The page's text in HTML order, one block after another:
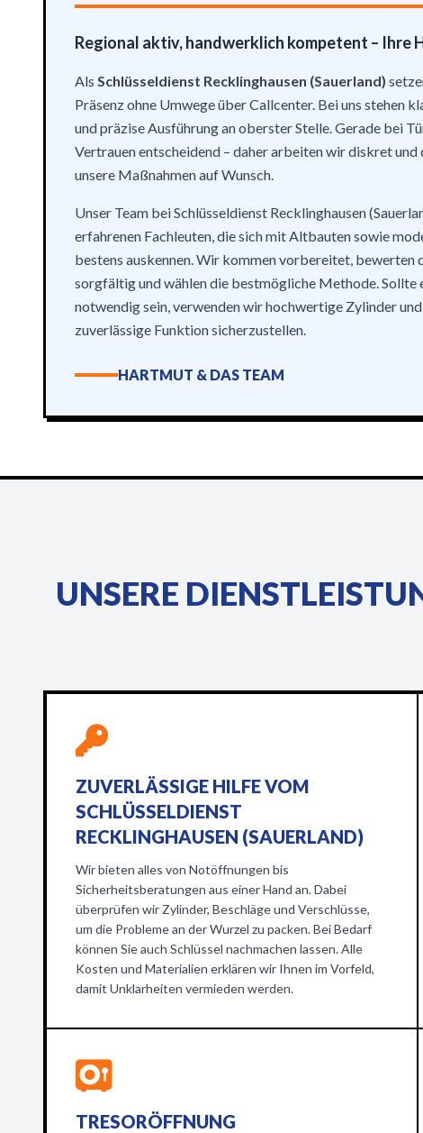
Regional aktiv, handwerklich kompetent – Ihre
Als Schlüsseldienst Recklinghausen (Sauerland)
Präsenz ohne Umwege über Callcenter. Bei uns stehen
und präzise Ausführung an oberster Stelle. Gerade bei
Vertrauen entscheidend – daher arbeiten wir diskret
unsere Maßnahmen auf Wunsch.
Unser Team bei Schlüsseldienst Recklinghausen
erfahrenen Fachleuten, die sich mit Altbauten sowie
bestens auskennen. Wir kommen vorbereitet, bewerten
sorgfältig und wählen die bestmögliche Methode. Sollte
notwendig sein, verwenden wir hochwertige Zylinder und
zuverlässige Funktion sicherzustellen.
HARTMUT & DAS TEAM
UNSERE
ZUVERLÄSSIGE HILFE VOM
SCHLÜSSELDIENST
RECKLINGHAUSEN (SAUERLAND)
Wir bieten alles von Notöffnungen bis
Sicherheitsberatungen aus einer Hand an. Dabei
überprüfen wir Zylinder, Beschläge und Verschlüsse,
um die Probleme an der Wurzel zu packen. Bei Bedarf
können Sie auch Schlüssel nachmachen lassen. Alle
Kosten und Materialien erklären wir Ihnen im Vorfeld,
damit Unklarheiten vermieden werden.
TRESORÖFFNUNG